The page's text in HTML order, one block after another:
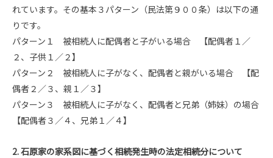
れています。その基本３パターン（民法第９００条）は以下の通
りです。
パターン１ 被相続人に配偶者と子がいる場合 【配偶者１／
２、子供１／２】
パターン２ 被相続人に子がなく、配偶者と親がいる場合 【配
偶者２／３、親１／３】
パターン３ 被相続人に子がなく、配偶者と兄弟（姉妹）の場合
【配偶者３／４、兄弟１／４】
2. 石原家の家系図に基づく相続発生時の法定相続分について